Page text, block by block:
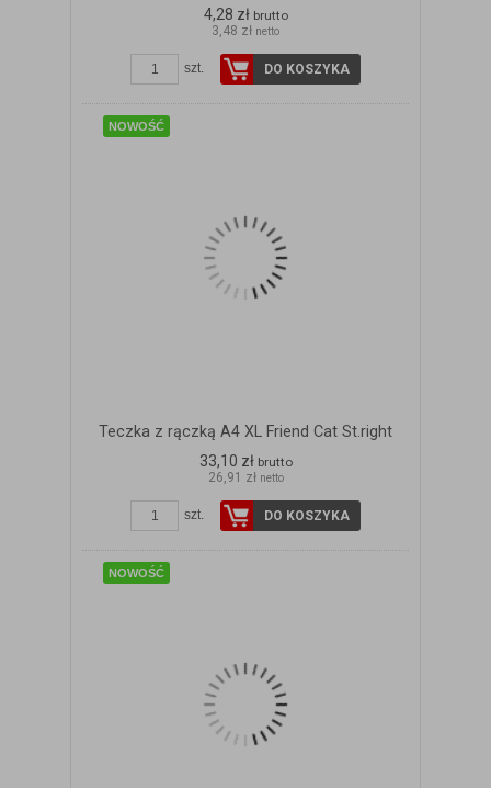
4,28 zł brutto
3,48 zł netto
szt. DO KOSZYKA
ZOBACZ SZCZEGÓŁY
NOWOŚĆ
Teczka z rączką A4 XL Friend Cat St.right
33,10 zł brutto
26,91 zł netto
szt. DO KOSZYKA
ZOBACZ SZCZEGÓŁY
NOWOŚĆ